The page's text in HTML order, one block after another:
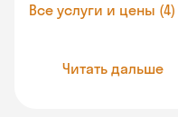
Все услуги и цены (4)
Читать дальше